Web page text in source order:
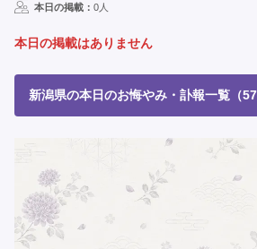
本日の掲載： 0人
本日の掲載はありません
新潟県の本日のお悔やみ・訃報一覧（